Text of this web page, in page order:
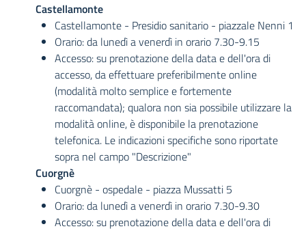
Castellamonte
Castellamonte - Presidio sanitario - piazzale Nenni 1
Orario: da lunedì a venerdì in orario 7.30-9.15
Accesso: su prenotazione della data e dell'ora di
accesso, da effettuare preferibilmente online
(modalità molto semplice e fortemente
raccomandata); qualora non sia possibile utilizzare la
modalità online, è disponibile la prenotazione
telefonica. Le indicazioni specifiche sono riportate
sopra nel campo "Descrizione"
Cuorgnè
Cuorgnè - ospedale - piazza Mussatti 5
Orario: da lunedì a venerdì in orario 7.30-9.30
Accesso: su prenotazione della data e dell'ora di